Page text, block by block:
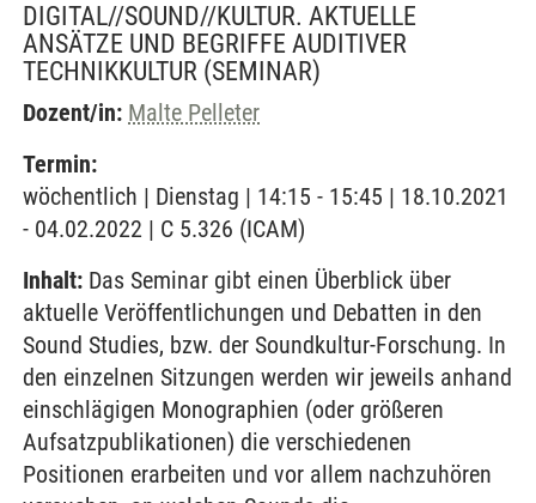
DIGITAL//SOUND//KULTUR. AKTUELLE
ANSÄTZE UND BEGRIFFE AUDITIVER
TECHNIKKULTUR (SEMINAR)
Dozent/in: Malte Pelleter
Termin:
wöchentlich | Dienstag | 14:15 - 15:45 | 18.10.2021
- 04.02.2022 | C 5.326 (ICAM)
Inhalt: Das Seminar gibt einen Überblick über
aktuelle Veröffentlichungen und Debatten in den
Sound Studies, bzw. der Soundkultur-Forschung. In
den einzelnen Sitzungen werden wir jeweils anhand
einschlägigen Monographien (oder größeren
Aufsatzpublikationen) die verschiedenen
Positionen erarbeiten und vor allem nachzuhören